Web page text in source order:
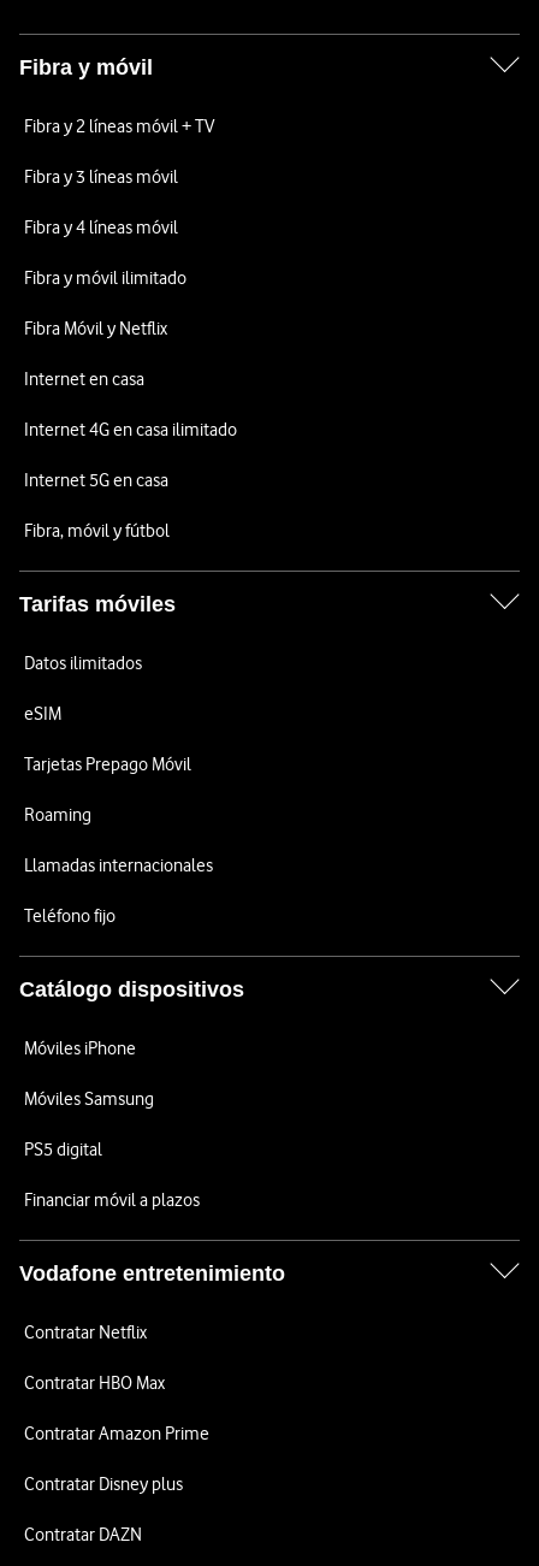
Fibra y móvil
Fibra y 2 líneas móvil + TV
Fibra y 3 líneas móvil
Fibra y 4 líneas móvil
Fibra y móvil ilimitado
Fibra Móvil y Netflix
Internet en casa
Internet 4G en casa ilimitado
Internet 5G en casa
Fibra, móvil y fútbol
Tarifas móviles
Datos ilimitados
eSIM
Tarjetas Prepago Móvil
Roaming
Llamadas internacionales
Teléfono fijo
Catálogo dispositivos
Móviles iPhone
Móviles Samsung
PS5 digital
Financiar móvil a plazos
Vodafone entretenimiento
Contratar Netflix
Contratar HBO Max
Contratar Amazon Prime
Contratar Disney plus
Contratar DAZN